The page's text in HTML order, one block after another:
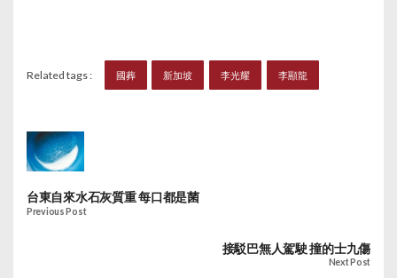
Related tags : 國葬 新加坡 李光耀 李顯龍
台東自來水石灰質重 每口都是菌
Previous Post
接駁巴無人駕駛 撞的士九傷
Next Post